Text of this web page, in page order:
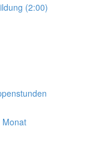
(2:00)
Monat